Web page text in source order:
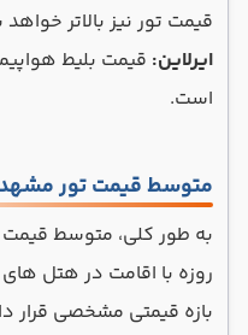
قیمت تور نیز بالاتر خواهد
ایرلاین: قیمت بلیط
است.
متوسط قیمت تور
بازه قیمتی مشخصی قرار